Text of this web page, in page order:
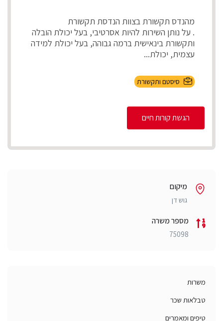
מהנדס תקשורת בצוות הנדסת תקשורת
. על נותן השירות להיות אסרטיבי, בעל יכולת הובלה
ותקשורת בינאישית ברמה גבוהה, בעל יכולת למידה
עצמית, יכולת...
סיסטם ותקשורת
הגשת קורות חיים
מיקום
גוש דן
מספר משרה
75098
משרות
טבלאות שכר
טיפים ומאמרים